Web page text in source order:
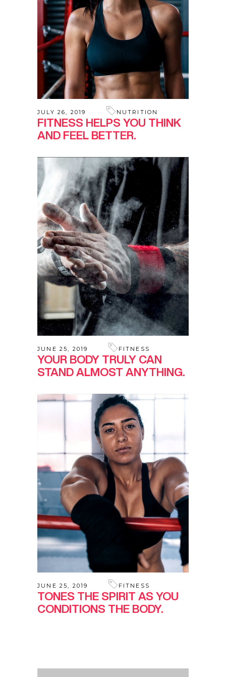
JULY 26, 2019 NUTRITION
FITNESS HELPS YOU THINK
AND FEEL BETTER.
JUNE 25, 2019 FITNESS
YOUR BODY TRULY CAN
STAND ALMOST ANYTHING.
JUNE 25, 2019 FITNESS
TONES THE SPIRIT AS YOU
CONDITIONS THE BODY.